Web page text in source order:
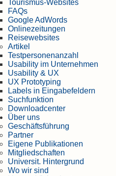
Tourismus-Websites
FAQs
Google AdWords
Onlinezeitungen
Reisewebsites
Artikel
Testpersonenanzahl
Usability im Unternehmen
Usability & UX
UX Prototyping
Labels in Eingabefeldern
Suchfunktion
Downloadcenter
Über uns
Geschäftsführung
Partner
Eigene Publikationen
Mitgliedschaften
Universit. Hintergrund
Wo wir sind